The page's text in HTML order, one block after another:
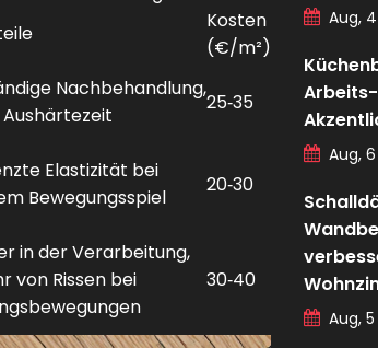
Kosten
(€/m²)
Nachbehandlung,
25‑35
Elastizität bei
Bewegungsspiel
20‑30
in der Verarbeitung,
von Rissen bei
30‑40
Aug,
Aug,
Aug,